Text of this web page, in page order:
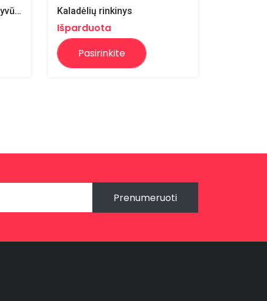
Konstruktorius "Safario gyvūnai" Kaladėlių rinkinys
Išparduota
Pasirinkite
Prenumeruoti